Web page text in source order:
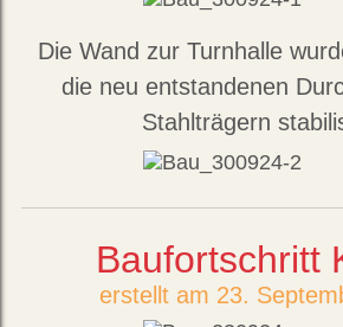
Die Wand zur Turnhalle
die neu entstandenen
Stahlträgern
Baufortschritt
erstellt am 23.